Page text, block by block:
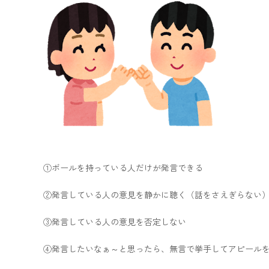
①ボールを持っている人だけが発言できる
②発言している人の意見を静かに聴く（話をさえぎらない）
③発言している人の意見を否定しない
④発言したいなぁ～と思ったら、無言で挙手してアピール